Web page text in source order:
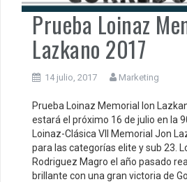
Prueba Loinaz
Lazkano 2017
14 julio, 2017 Marketing
Prueba Loinaz Memorial Ion
estará el próximo 16 de julio en la
Loinaz-Clásica VII Memorial Jon
para las categorías elite y sub 23.
Rodriguez Magro el año pasado
brillante con una gran victoria de